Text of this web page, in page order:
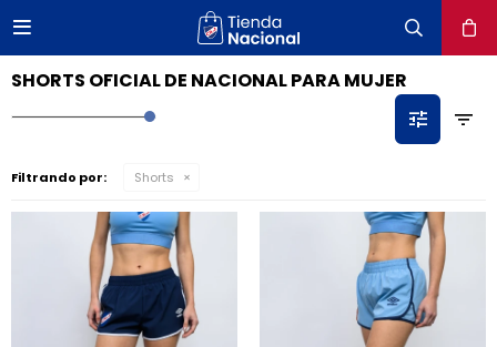

SHORTS OFICIAL DE NACIONAL PARA MUJER
Filtrando por: Shorts
close